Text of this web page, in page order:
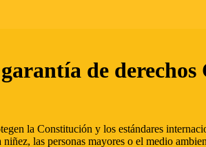
de
la Constitución y los estándares
las personas mayores o el medio